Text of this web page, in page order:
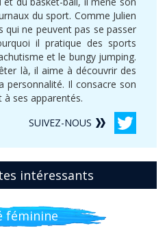
du sport. Comme Julien
qui ne peuvent pas se passer
il pratique des sports
et le bungy jumping.
là, il aime à découvrir des
personnalité. Il consacre son
ses apparentés.
SUIVEZ-NOUS
intéressants
féminine